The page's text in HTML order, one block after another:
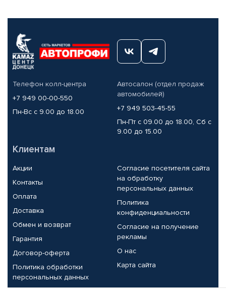
Телефон колл-центра
+7 949 00-00-550
Пн-Вс с 9.00 до 18.00
Автосалон (отдел продаж
автомобилей)
+7 949 503-45-55
Пн-Пт с 09.00 до 18.00, Сб с
9.00 до 15.00
Клиентам
Акции
Контакты
Оплата
Доставка
Обмен и возврат
Гарантия
Договор-оферта
Политика обработки
персональных данных
Согласие посетителя сайта
на обработку
персональных данных
Политика
конфиденциальности
Согласие на получение
рекламы
О нас
Карта сайта